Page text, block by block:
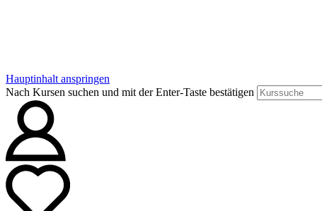
Hauptinhalt anspringen
Nach Kursen suchen und mit der Enter-Taste bestätigen